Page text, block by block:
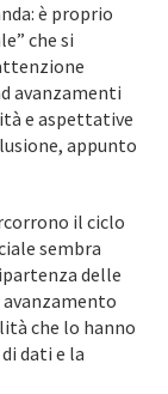
è proprio
che si
avanzamenti
e aspettative
appunto
il ciclo
sembra
delle
avanzamento
che lo hanno
dati e la